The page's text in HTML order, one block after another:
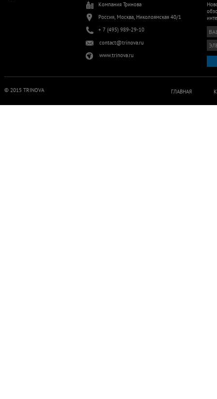
Компания Тринова
Россия, Москва, Николоямская 40/1
+ 7 (495) 989-29-10
contact@trinova.ru
www.trinova.ru
ГЛАВНАЯ
© 2015 TRINOVA